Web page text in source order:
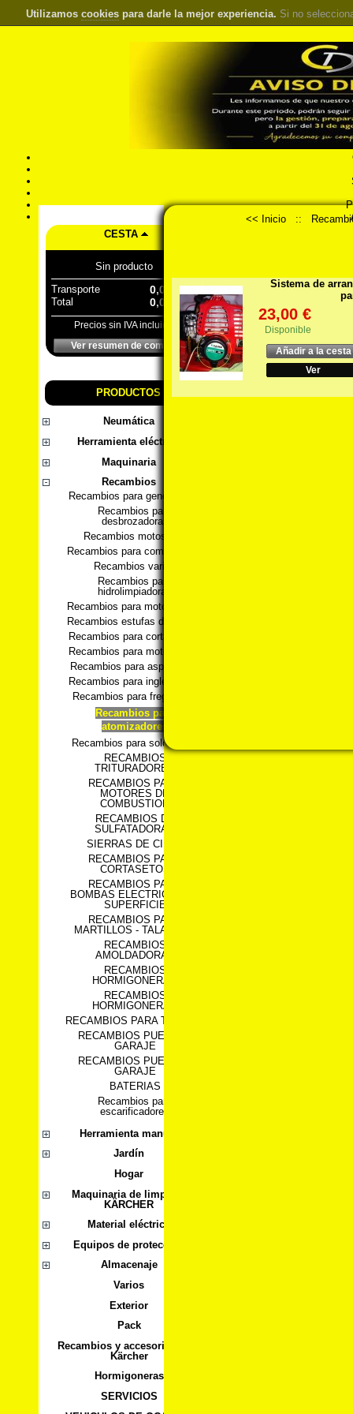
Utilizamos cookies para darle la mejor experiencia. Si no
CESTA
Sin producto
Transporte
0,00 €
Total 0,00 €
Precios sin IVA incluido
Ver resumen de compra
PRODUCTOS
Neumática
Herramienta eléctrica
Maquinaria
Recambios
Recambios para generadores
Recambios para
desbrozadoras
Recambios motosierra
Recambios para compresores
Recambios varios
Recambios para
hidrolimpiadoras
Recambios para motobombas
Recambios estufas de pellets
Recambios para cortacesped
Recambios para motoazadas
Recambios para aspiradores
Recambios para ingletadoras
Recambios para fregadoras
Recambios para
atomizadores
Recambios para soldadores
RECAMBIOS
TRITURADORES
RECAMBIOS PARA
MOTORES DE
COMBUSTION
RECAMBIOS DE
SULFATADORAS
SIERRAS DE CINTA
RECAMBIOS PARA
CORTASETOS
RECAMBIOS PARA
BOMBAS ELECTRICAS DE
SUPERFICIE
RECAMBIOS PARA
MARTILLOS - TALADROS
RECAMBIOS
AMOLDADORAS
RECAMBIOS
HORMIGONERAS
RECAMBIOS
HORMIGONERAS
RECAMBIOS PARA TIJERAS
RECAMBIOS PUERTAS
GARAJE
RECAMBIOS PUERTAS
GARAJE
BATERIAS
Recambios para
escarificadores
Herramienta manual
Jardín
Hogar
Maquinaria de limpieza
KÄRCHER
Material eléctrico
Equipos de protección
Almacenaje
Varios
Exterior
Pack
Recambios y accesorios para
Kärcher
Hormigoneras
SERVICIOS
<< Inicio ::
Sistema de
23,00 €
Disponible
Añadir a la cesta
Ver